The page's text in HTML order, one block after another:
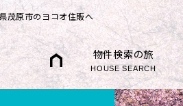
茂原市のヨコオ住販へ
物件検索の旅
HOUSE SEARCH